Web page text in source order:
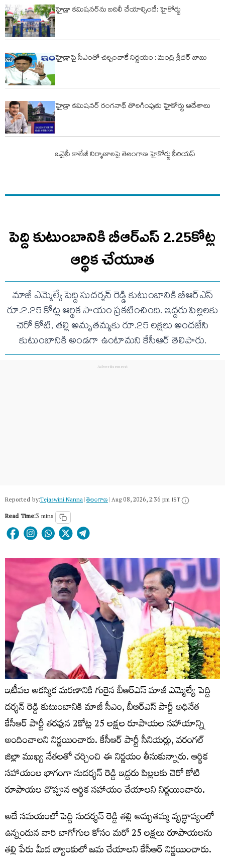
హైడ్రా కమిషనర్‌ను బదిలీ చేయాల్సిందే: హైకోర్టు
హైడ్రాపై సీఎంతో చర్చించాకే నిర్ణయం : మంత్రి శ్రీధర్ బాబు
హైడ్రా కమిషనర్ రంగనాథ్ తొలగింపుకు హైకోర్టు ఆదేశాలు
ఒవైసీ కాలేజీ నిర్మాణాలపై తెలంగాణ హైకోర్టు సీరియస్
పెద్ది కుటుంబానికి బీఆర్ఎస్ 2.25కోట్ల
ఆర్థిక చేయూత
మాజీ ఎమ్మెల్యే పెద్ది సుదర్శన్ రెడ్డి కుటుంబానికి బీఆర్ఎస్
రూ.2.25 కోట్ల ఆర్థిక సాయం ప్రకటించింది. ఇద్దరు పిల్లలకు
చెరో కోటి, తల్లి అమృతమ్మకు రూ.25 లక్షలు అందజేసి
కుటుంబానికి అండగా ఉంటామని కేసీఆర్ తెలిపారు.
Reported by:Tejaswini Nanna|తెలంగాణ‌|Aug 08, 2026, 2:36 pm IST
Read Time:3 mins
ఇటీవల అకస్మిక మరణానికి గురైన బీఆర్ఎస్ మాజీ ఎమ్మెల్యే పెద్ది
దర్శన్ రెడ్డి కుటుంబానికి మాజీ సీఎం, బీఆర్ఎస్ పార్టీ అధినేత
కేసీఆర్ పార్టీ తరఫున 2కోట్ల 25 లక్షల రూపాయల సహాయాన్ని
అందించాలని నిర్ణయించారు. కేసీఆర్ పార్టీ సీనియర్లు, వరంగల్
జిల్లా ముఖ్య నేతలతో చర్చించి ఈ నిర్ణయం తీసుకున్నారు. ఆర్థిక
సహాయంల భాగంగా సుదర్శన్ రెడ్డి ఇద్దరు పిల్లలకు చెరో కోటి
రూపాయల చొప్పున ఆర్థిక సహాయం చేయాలని నిర్ణయించారు.
అదే సమయంలో పెద్ది సుదర్శన్ రెడ్డి తల్లి అమృతమ్మ వృద్ధాప్యంలో
ఉన్నందున వారి బాగోగుల కోసం మరో 25 లక్షలు రూపాయలను
తల్లి పేరు మీద బ్యాంకులో జమ చేయాలని కేసీఆర్ నిర్ణయించారు.